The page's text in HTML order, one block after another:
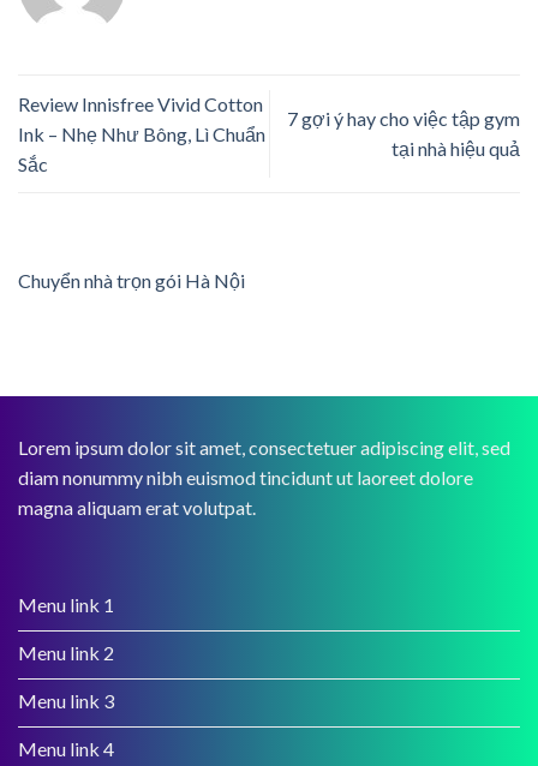
Review Innisfree Vivid Cotton
Ink – Nhẹ Như Bông, Lì Chuẩn
Sắc
7 gợi ý hay cho việc tập gym
tại nhà hiệu quả
Chuyển nhà trọn gói Hà Nội
Lorem ipsum dolor sit amet, consectetuer adipiscing elit, sed
diam nonummy nibh euismod tincidunt ut laoreet dolore
magna aliquam erat volutpat.
Menu link 1
Menu link 2
Menu link 3
Menu link 4